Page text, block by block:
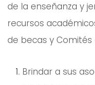
de la enseñanza y
recursos
de becas y Comités
Brindar a sus